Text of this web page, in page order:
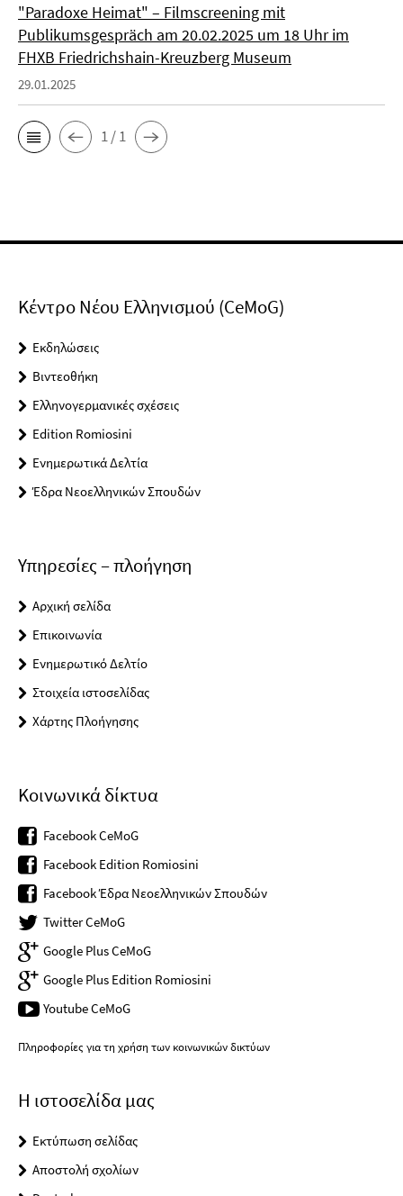
"Paradoxe Heimat" – Filmscreening mit
Publikumsgespräch am 20.02.2025 um 18 Uhr im
FHXB Friedrichshain-Kreuzberg Museum
29.01.2025
1 / 1
Κέντρο Νέου Ελληνισμού (CeMoG)
Εκδηλώσεις
Βιντεοθήκη
Ελληνογερμανικές σχέσεις
Edition Romiosini
Ενημερωτικά Δελτία
Έδρα Νεοελληνικών Σπουδών
Υπηρεσίες – πλοήγηση
Αρχική σελίδα
Επικοινωνία
Ενημερωτικό Δελτίο
Στοιχεία ιστοσελίδας
Χάρτης Πλοήγησης
Κοινωνικά δίκτυα
Facebook CeMoG
Facebook Edition Romiosini
Facebook Έδρα Νεοελληνικών Σπουδών
Twitter CeMoG
Google Plus CeMoG
Google Plus Edition Romiosini
Youtube CeMoG
Πληροφορίες για τη χρήση των κοινωνικών δικτύων
Η ιστοσελίδα μας
Εκτύπωση σελίδας
Αποστολή σχολίων